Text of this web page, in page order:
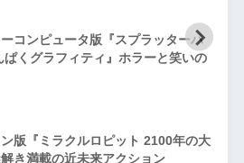
コンピュータ版『スプラッターハ
ぱくグラフィティ』ホラーと笑いの
版『ミラクルロピット 2100年の大
き満載の近未来アクション